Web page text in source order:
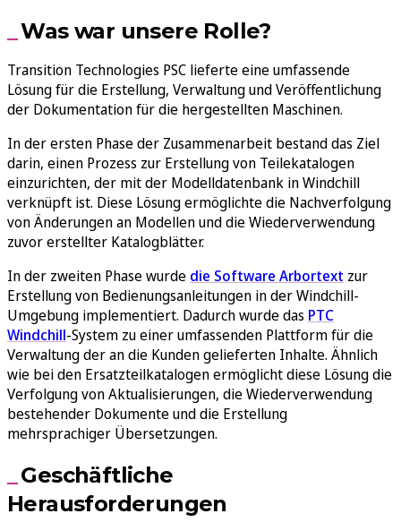
Was war unsere Rolle?
Transition Technologies PSC lieferte eine umfassende
Lösung für die Erstellung, Verwaltung und Veröffentlichung
der Dokumentation für die hergestellten Maschinen.
In der ersten Phase der Zusammenarbeit bestand das Ziel
darin, einen Prozess zur Erstellung von Teilekatalogen
einzurichten, der mit der Modelldatenbank in Windchill
verknüpft ist. Diese Lösung ermöglichte die Nachverfolgung
von Änderungen an Modellen und die Wiederverwendung
zuvor erstellter Katalogblätter.
In der zweiten Phase wurde die Software Arbortext zur
Erstellung von Bedienungsanleitungen in der Windchill-
Umgebung implementiert. Dadurch wurde das PTC
Windchill-System zu einer umfassenden Plattform für die
Verwaltung der an die Kunden gelieferten Inhalte. Ähnlich
wie bei den Ersatzteilkatalogen ermöglicht diese Lösung die
Verfolgung von Aktualisierungen, die Wiederverwendung
bestehender Dokumente und die Erstellung
mehrsprachiger Übersetzungen.
Geschäftliche
Herausforderungen